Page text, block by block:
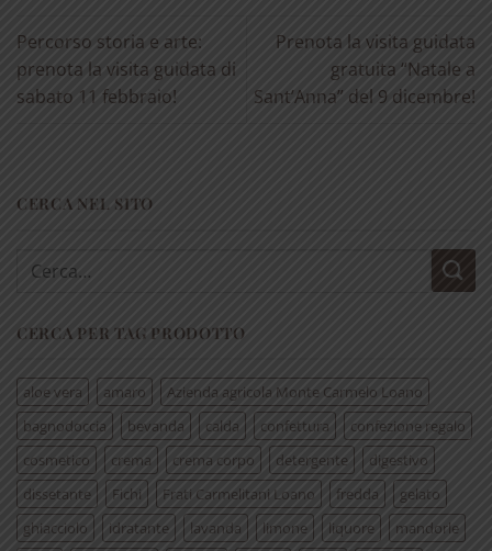
Percorso storia e arte:
prenota la visita guidata di
sabato 11 febbraio!
Prenota la visita guidata
gratuita “Natale a
Sant’Anna” del 9 dicembre!
CERCA NEL SITO
Cerca:
CERCA PER TAG PRODOTTO
aloe vera amaro
Azienda agricola Monte Carmelo Loano
bagnodoccia
bevanda calda confettura
confezione regalo
cosmetico
crema crema corpo detergente
digestivo
dissetante
Fichi Frati Carmelitani Loano fredda
gelato
ghiacciolo
idratante lavanda limone liquore
mandorle